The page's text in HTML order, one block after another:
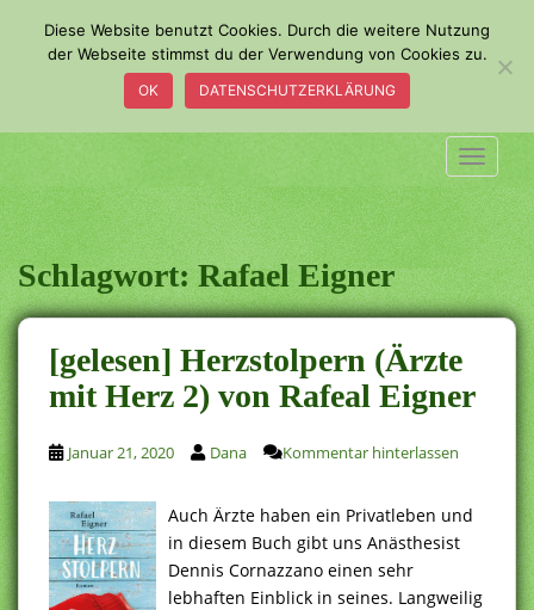
m
a
i
n
c
o
n
t
e
n
t
Schlagwort:Rafael Eigner
[gelesen] Herzstolpern (Ärzte
mit Herz 2) von Rafeal Eigner
Januar 21, 2020 Dana Kommentar hinterlassen
Auch Ärzte haben ein Privatleben und
in diesem Buch gibt uns Anästhesist
Dennis Cornazzano einen sehr
lebhaften Einblick in seines. Langweilig
Diese Website benutzt Cookies. Durch die weitere Nutzung
der Webseite stimmst du der Verwendung von Cookies zu.
OK DATENSCHUTZERKLÄRUNG